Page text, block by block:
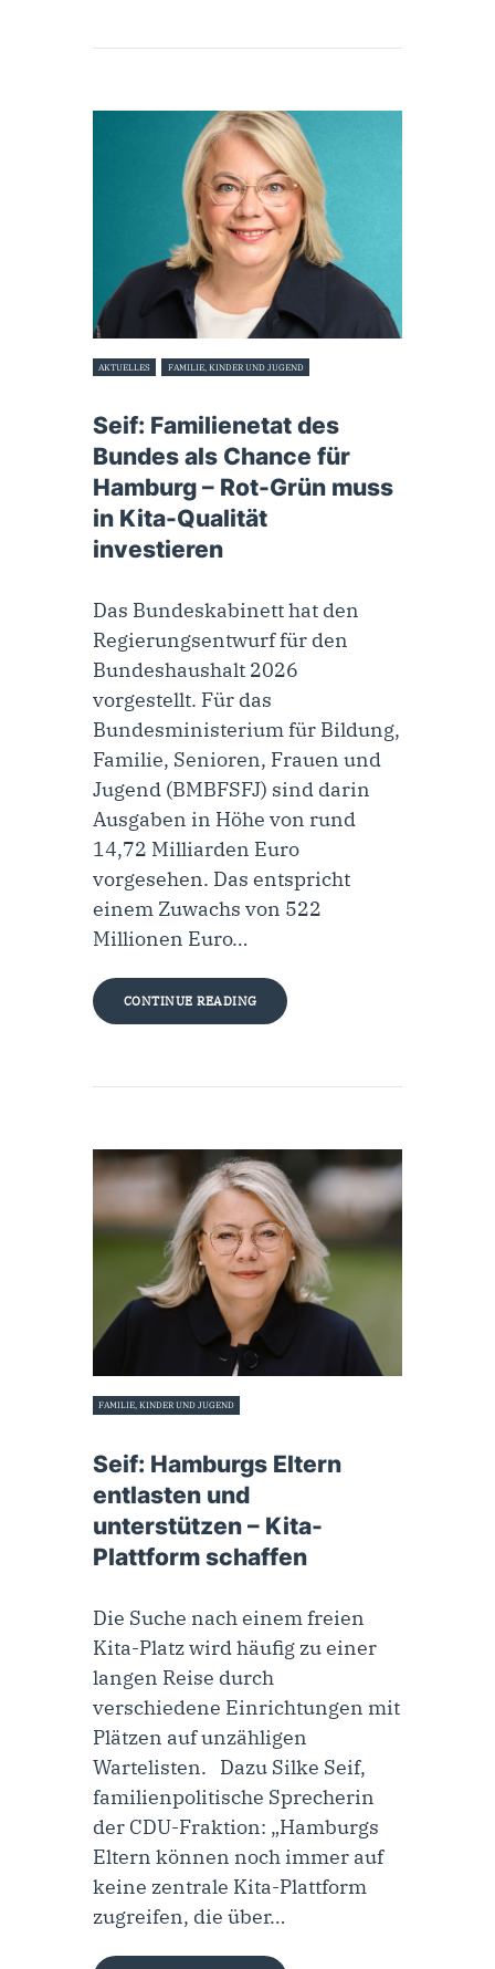
AKTUELLES FAMILIE, KINDER UND JUGEND
Seif: Familienetat des
Bundes als Chance für
Hamburg – Rot-Grün muss
in Kita-Qualität
investieren
Das Bundeskabinett hat den
Regierungsentwurf für den
Bundeshaushalt 2026
vorgestellt. Für das
Bundesministerium für Bildung,
Familie, Senioren, Frauen und
Jugend (BMBFSFJ) sind darin
Ausgaben in Höhe von rund
14,72 Milliarden Euro
vorgesehen. Das entspricht
einem Zuwachs von 522
Millionen Euro…
CONTINUE READING
FAMILIE, KINDER UND JUGEND
Seif: Hamburgs Eltern
entlasten und
unterstützen – Kita-
Plattform schaffen
Die Suche nach einem freien
Kita-Platz wird häufig zu einer
langen Reise durch
verschiedene Einrichtungen mit
Plätzen auf unzähligen
Wartelisten. Dazu Silke Seif,
familienpolitische Sprecherin
der CDU-Fraktion: „Hamburgs
Eltern können noch immer auf
keine zentrale Kita-Plattform
zugreifen, die über…